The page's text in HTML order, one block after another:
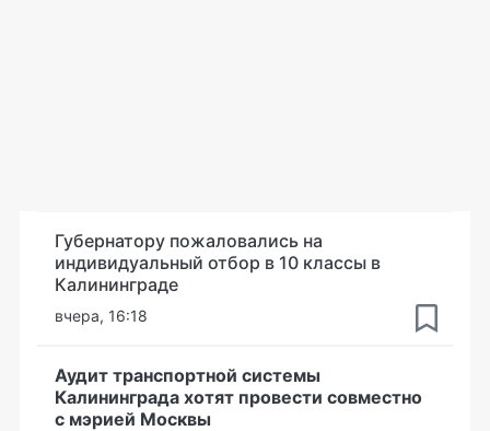
Губернатору пожаловались на
индивидуальный отбор в 10 классы в
Калининграде
вчера, 16:18
Аудит транспортной системы
Калининграда хотят провести совместно
с мэрией Москвы